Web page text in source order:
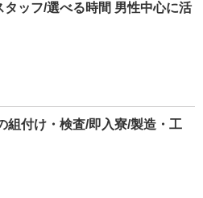
ッフ/選べる時間 男性中心に活
組付け・検査/即入寮/製造・工